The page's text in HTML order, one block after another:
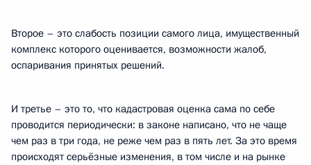
Второе – это слабость позиции самого лица, имущественный
комплекс которого оценивается, возможности жалоб,
оспаривания принятых решений.
И третье – это то, что кадастровая оценка сама по себе
проводится периодически: в законе написано, что не чаще
чем раз в три года, не реже чем раз в пять лет. За это время
происходят серьёзные изменения, в том числе и на рынке